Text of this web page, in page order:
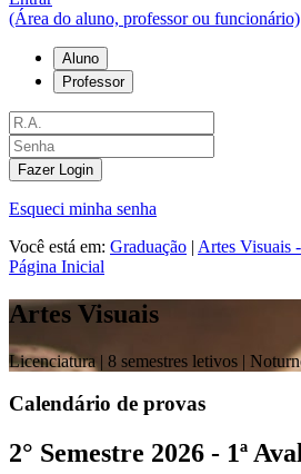
(Área do aluno, professor ou funcionário)
Aluno
Professor
Fazer Login
Esqueci minha senha
Você está em: Graduação | Artes Visuais
Página Inicial
Artes Visuais
Licenciatura | 8 semestres letivos |
Calendário de provas
2° Semestre 2026 - 1ª